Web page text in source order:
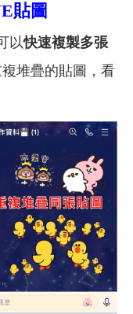
貼圖
以快速複製多張
複堆疊的貼圖，看